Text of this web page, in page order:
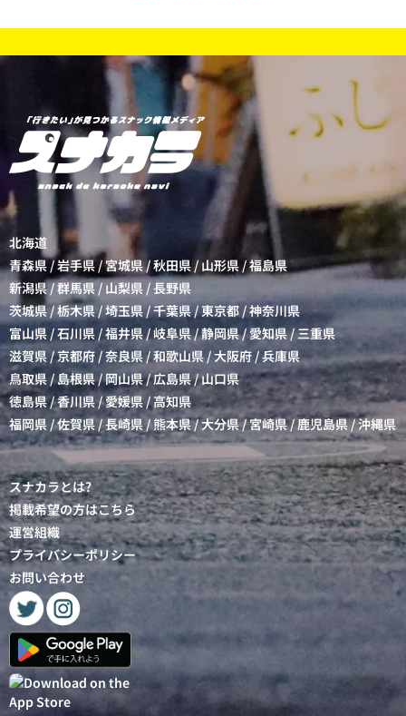
北海道
青森県/岩手県/宮城県/秋田県 / 山形県/福島県
新潟県/群馬県 / 山梨県 /長野県
茨城県 /栃木県/埼玉県/千葉県/東京都 /神奈川県
富山県 /石川県 /福井県/岐阜県/静岡県/愛知県/三重県
滋賀県/京都府/奈良県 /和歌山県/大阪府 /兵庫県
鳥取県 / 島根県/岡山県/広島県/山口県
徳島県/香川県/愛媛県 /高知県
福岡県 /佐賀県 /長崎県/熊本県/大分県/宮崎県/鹿児島県/沖縄県
スナカラとは?
掲載希望の方はこちら
運営組織
プライバシーポリシー
お問い合わせ